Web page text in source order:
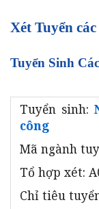
Xét Tuyển
Tuyển Sinh
Tuyển sinh:
công
Mã ngành
Tổ hợp xét:
Chỉ tiêu